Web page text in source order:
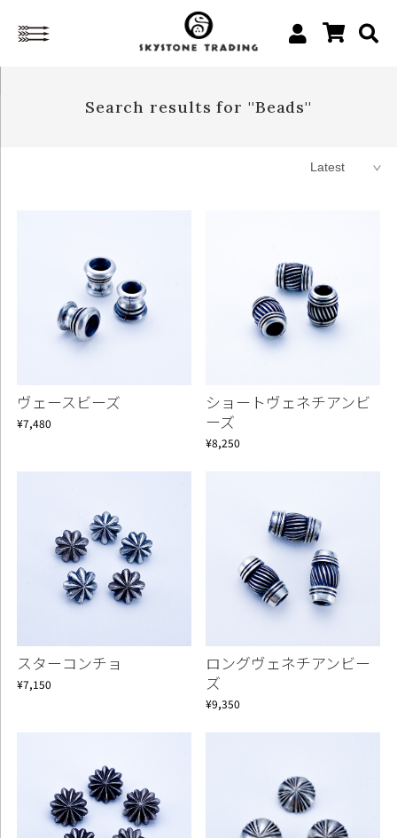
Search results for ''Beads''
ヴェースビーズ
¥7,480
ショートヴェネチアンビ
ーズ
¥8,250
スターコンチョ
¥7,150
ロングヴェネチアンビー
ズ
¥9,350